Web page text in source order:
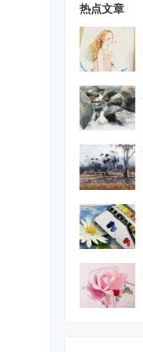
热点文章